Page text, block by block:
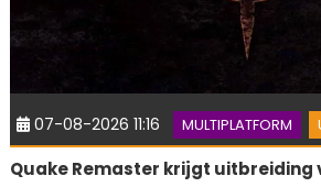
07-08-2026 11:16 MULTIPLATFORM
Quake Remaster krijgt uitbreiding